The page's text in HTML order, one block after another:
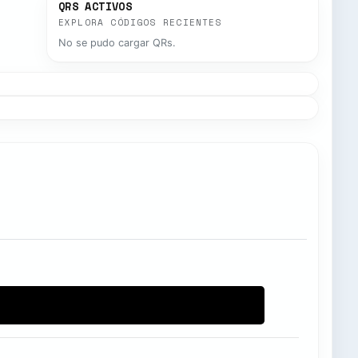
QRS ACTIVOS
EXPLORA CÓDIGOS RECIENTES
No se pudo cargar QRs.